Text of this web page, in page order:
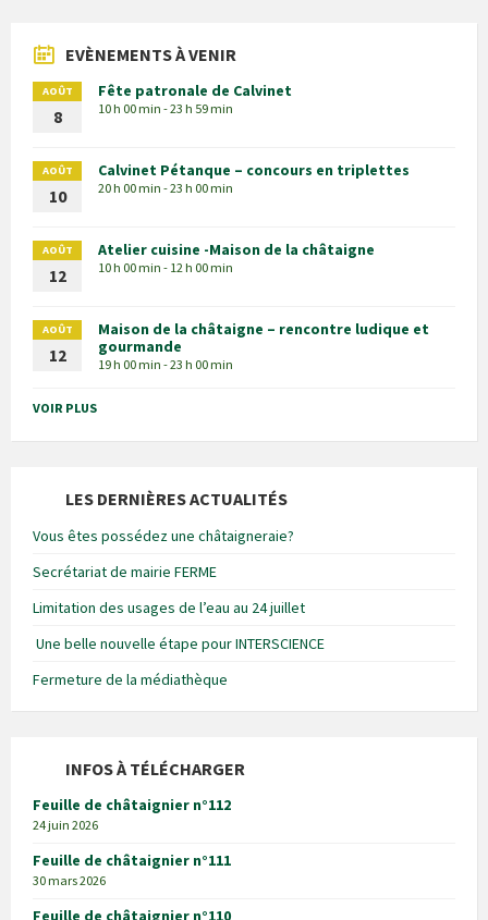
EVÈNEMENTS À VENIR
AOÛT
8
Fête patronale de Calvinet
10 h 00 min - 23 h 59 min
AOÛT
10
Calvinet Pétanque – concours en triplettes
20 h 00 min - 23 h 00 min
AOÛT
12
Atelier cuisine -Maison de la châtaigne
10 h 00 min - 12 h 00 min
AOÛT
12
Maison de la châtaigne – rencontre ludique et
gourmande
19 h 00 min - 23 h 00 min
VOIR PLUS
LES DERNIÈRES ACTUALITÉS
Vous êtes possédez une châtaigneraie?
Secrétariat de mairie FERME
Limitation des usages de l’eau au 24 juillet
Une belle nouvelle étape pour INTERSCIENCE
Fermeture de la médiathèque
INFOS À TÉLÉCHARGER
Feuille de châtaignier n°112
24 juin 2026
Feuille de châtaignier n°111
30 mars 2026
Feuille de châtaignier n°110